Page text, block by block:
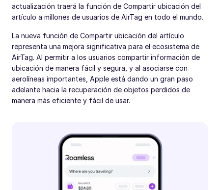
actualización traerá la función de Compartir ubicación del
artículo a millones de usuarios de AirTag en todo el mundo.
La nueva función de Compartir ubicación del artículo
representa una mejora significativa para el ecosistema de
AirTag. Al permitir a los usuarios compartir información de
ubicación de manera fácil y segura, y al asociarse con
aerolíneas importantes, Apple está dando un gran paso
adelante hacia la recuperación de objetos perdidos de
manera más eficiente y fácil de usar.